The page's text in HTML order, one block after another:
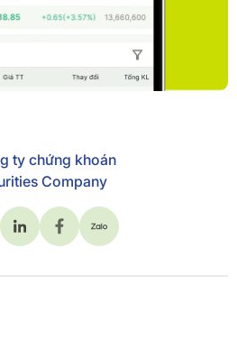
ty chứng khoán
Company